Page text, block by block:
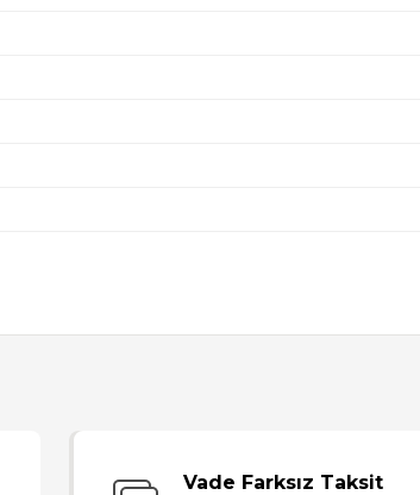
Vade Farksız Taksit